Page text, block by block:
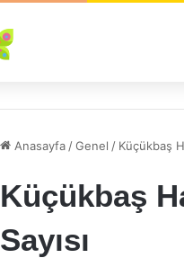
Anasayfa /Genel / Küçükbaş
Küçükbaş
Sayısı